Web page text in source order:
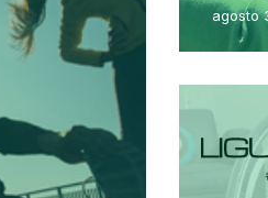
agosto